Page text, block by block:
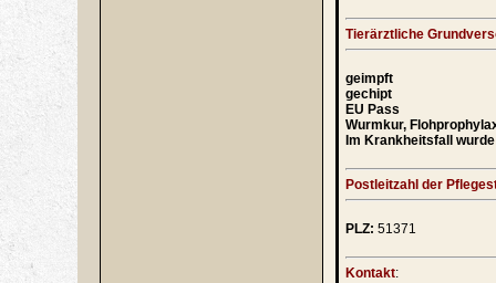
Tierärztliche
geimpft
gechipt
EU Pass
Wurmkur,
Im Krankheitsfall
Postleitzahl der
PLZ: 51371
Kontakt: